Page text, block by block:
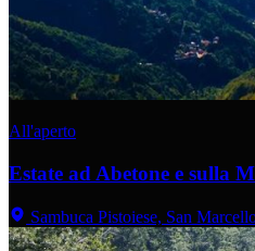
All'aperto
Estate ad Abetone e sulla
Sambuca Pistoiese, San